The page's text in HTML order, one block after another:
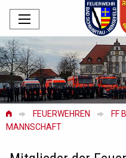
FEUERWEHREN
FF
MANNSCHAFT